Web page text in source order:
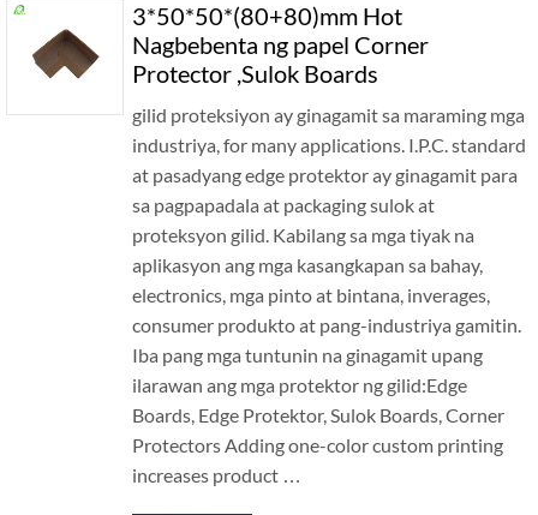
3*50*50*(80+80)mm Hot
Nagbebenta ng papel Corner
Protector ,Sulok Boards
gilid proteksiyon ay ginagamit sa maraming mga
industriya,for many applications. I.P.C. standard
at pasadyang edge protektor ay ginagamit para
sa pagpapadala at packaging sulok at
proteksyon gilid. Kabilang sa mga tiyak na
aplikasyon ang mga kasangkapan sa bahay,
electronics, mga pinto at bintana, inverages,
consumer produkto at pang-industriya gamitin.
Iba pang mga tuntunin na ginagamit upang
ilarawan ang mga protektor ng gilid:Edge
Boards, Edge Protektor, Sulok Boards,Corner
Protectors Adding one-color custom printing
increases product …